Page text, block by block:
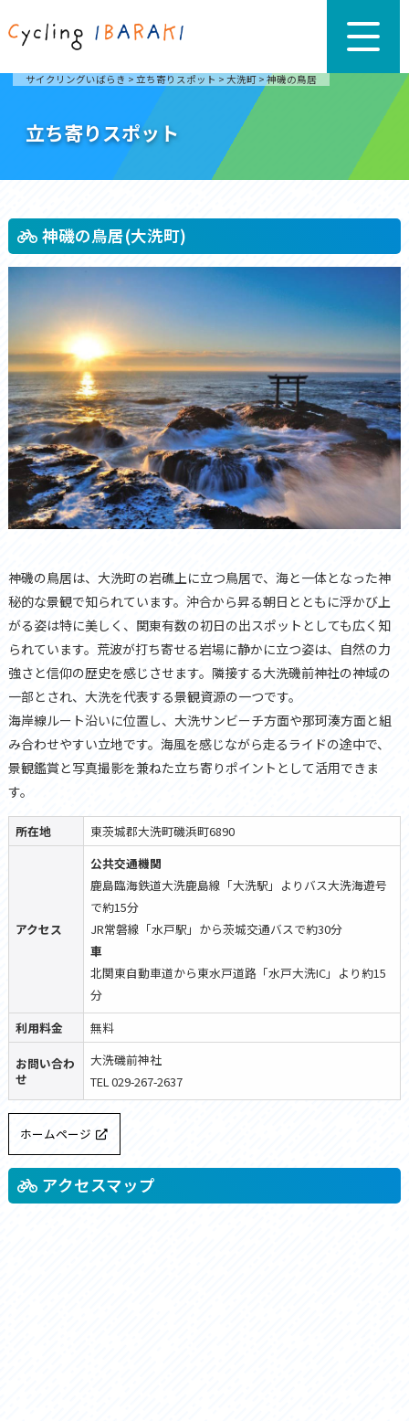
サイクリングいばらき > 立ち寄りスポット > 大洗町 > 神磯の鳥居
立ち寄りスポット
神磯の鳥居(大洗町)
神磯の鳥居は、大洗町の岩礁上に立つ鳥居で、海と一体となった神
秘的な景観で知られています。沖合から昇る朝日とともに浮かび上
がる姿は特に美しく、関東有数の初日の出スポットとしても広く知
られています。荒波が打ち寄せる岩場に静かに立つ姿は、自然の力
強さと信仰の歴史を感じさせます。隣接する大洗磯前神社の神域の
一部とされ、大洗を代表する景観資源の一つです。
海岸線ルート沿いに位置し、大洗サンビーチ方面や那珂湊方面と組
み合わせやすい立地です。海風を感じながら走るライドの途中で、
景観鑑賞と写真撮影を兼ねた立ち寄りポイントとして活用できま
す。
所在地 東茨城郡大洗町磯浜町6890
アクセス
公共交通機関
鹿島臨海鉄道大洗鹿島線「大洗駅」よりバス大洗海遊号
で約15分
JR常磐線「水戸駅」から茨城交通バスで約30分
車
北関東自動車道から東水戸道路「水戸大洗IC」より約15
分
利用料金
無料
お問い合わ
せ
大洗磯前神社
TEL 029-267-2637
ホームページ
アクセスマップ